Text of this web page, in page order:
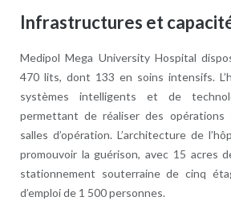
Infrastructures et
Medipol Mega University Hospital
470 lits, dont 133 en soins intensifs.
systèmes intelligents et de
permettant de réaliser des opérations
salles d’opération. L’architecture de
promouvoir la guérison, avec 15 acres
stationnement souterraine de cinq
d’emploi de 1 500 personnes.